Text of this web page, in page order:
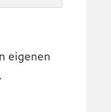
eigenen